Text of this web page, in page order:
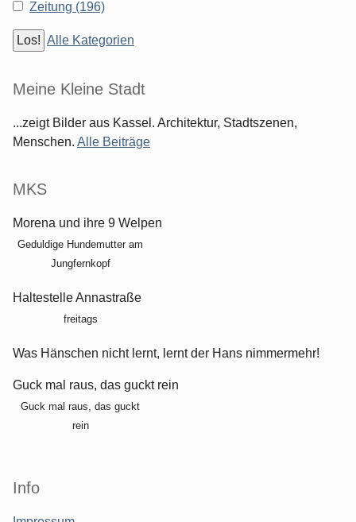
Zeitung (196)
Alle Kategorien
Meine Kleine Stadt
...zeigt Bilder aus Kassel. Architektur, Stadtszenen,
Menschen. Alle Beiträge
MKS
Morena und ihre 9 Welpen
Geduldige Hundemutter am
Jungfernkopf
Haltestelle Annastraße
freitags
Was Hänschen nicht lernt, lernt der Hans nimmermehr!
Guck mal raus, das guckt rein
Guck mal raus, das guckt
rein
Info